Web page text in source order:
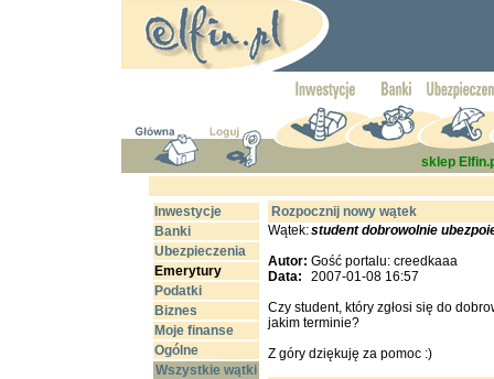
sklep
Inwestycje
Banki
Ubezpieczenia
Emerytury
Podatki
Biznes
Moje finanse
Ogólne
Wszystkie wątki
Rozpocznij nowy wątek
Wątek:student dobrowolnie
Autor: Gość portalu: creedkaaa
Data:
2007-01-08 16:57
Czy student, który zgłosi się do
jakim terminie?
Z góry dziękuję za pomoc :)